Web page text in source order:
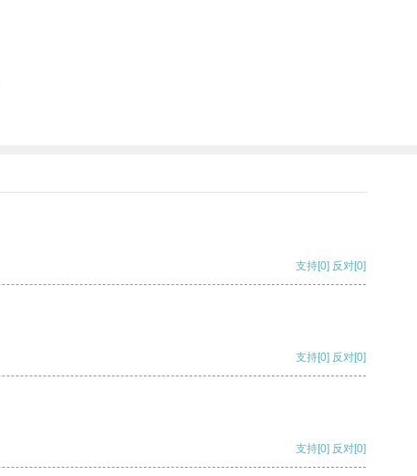
支持[0] 反对[0]
支持[0] 反对[0]
支持[0] 反对[0]